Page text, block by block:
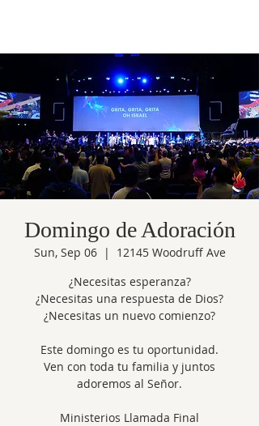
Domingo de Adoración
Sun, Sep 06
  |
12145 Woodruff Ave
¿Necesitas esperanza?
¿Necesitas una respuesta de Dios?
¿Necesitas un nuevo comienzo?
Este domingo es tu oportunidad.
Ven con toda tu familia y juntos
adoremos al Señor.
Ministerios Llamada Final